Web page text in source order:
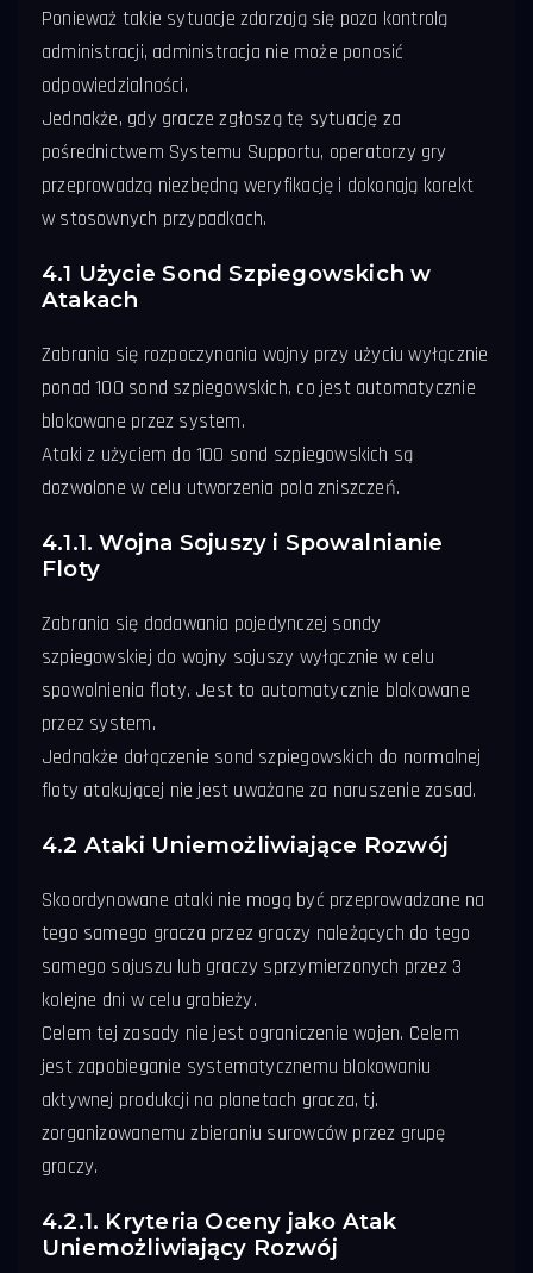
Ponieważ takie sytuacje zdarzają się poza kontrolą
administracji, administracja nie może ponosić
odpowiedzialności.
Jednakże, gdy gracze zgłoszą tę sytuację za
pośrednictwem Systemu Supportu, operatorzy gry
przeprowadzą niezbędną weryfikację i dokonają korekt
w stosownych przypadkach.
4.1 Użycie Sond Szpiegowskich w
Atakach
Zabrania się rozpoczynania wojny przy użyciu wyłącznie
ponad 100 sond szpiegowskich, co jest automatycznie
blokowane przez system.
Ataki z użyciem do 100 sond szpiegowskich są
dozwolone w celu utworzenia pola zniszczeń.
4.1.1. Wojna Sojuszy i Spowalnianie
Floty
Zabrania się dodawania pojedynczej sondy
szpiegowskiej do wojny sojuszy wyłącznie w celu
spowolnienia floty. Jest to automatycznie blokowane
przez system.
Jednakże dołączenie sond szpiegowskich do normalnej
floty atakującej nie jest uważane za naruszenie zasad.
4.2 Ataki Uniemożliwiające Rozwój
Skoordynowane ataki nie mogą być przeprowadzane na
tego samego gracza przez graczy należących do tego
samego sojuszu lub graczy sprzymierzonych przez 3
kolejne dni w celu grabieży.
Celem tej zasady nie jest ograniczenie wojen. Celem
jest zapobieganie systematycznemu blokowaniu
aktywnej produkcji na planetach gracza, tj.
zorganizowanemu zbieraniu surowców przez grupę
graczy.
4.2.1. Kryteria Oceny jako Atak
Uniemożliwiający Rozwój